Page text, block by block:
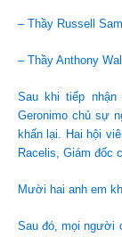
– Thầy Russell
– Thầy Anthony
Sau khi tiếp nhận
Geronimo chủ sự
khấn lại. Hai hội
Racelis, Giám đốc
Mười hai anh em
Sau đó, mọi người